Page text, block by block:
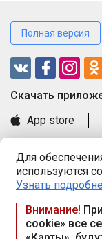
Для
используются
Узнать
Внимание!
cookie» все
Полная версия
Cкачать
App store
Книга замечаний
Правила и
Praca.by ©
Республика
117а, пом. № 9.